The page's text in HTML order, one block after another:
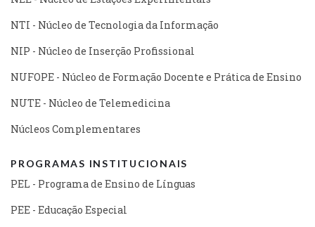
NTI - Núcleo de Tecnologia da Informação
NIP - Núcleo de Inserção Profissional
NUFOPE - Núcleo de Formação Docente e Prática de Ensino
NUTE - Núcleo de Telemedicina
Núcleos Complementares
PROGRAMAS INSTITUCIONAIS
PEL - Programa de Ensino de Línguas
PEE - Educação Especial